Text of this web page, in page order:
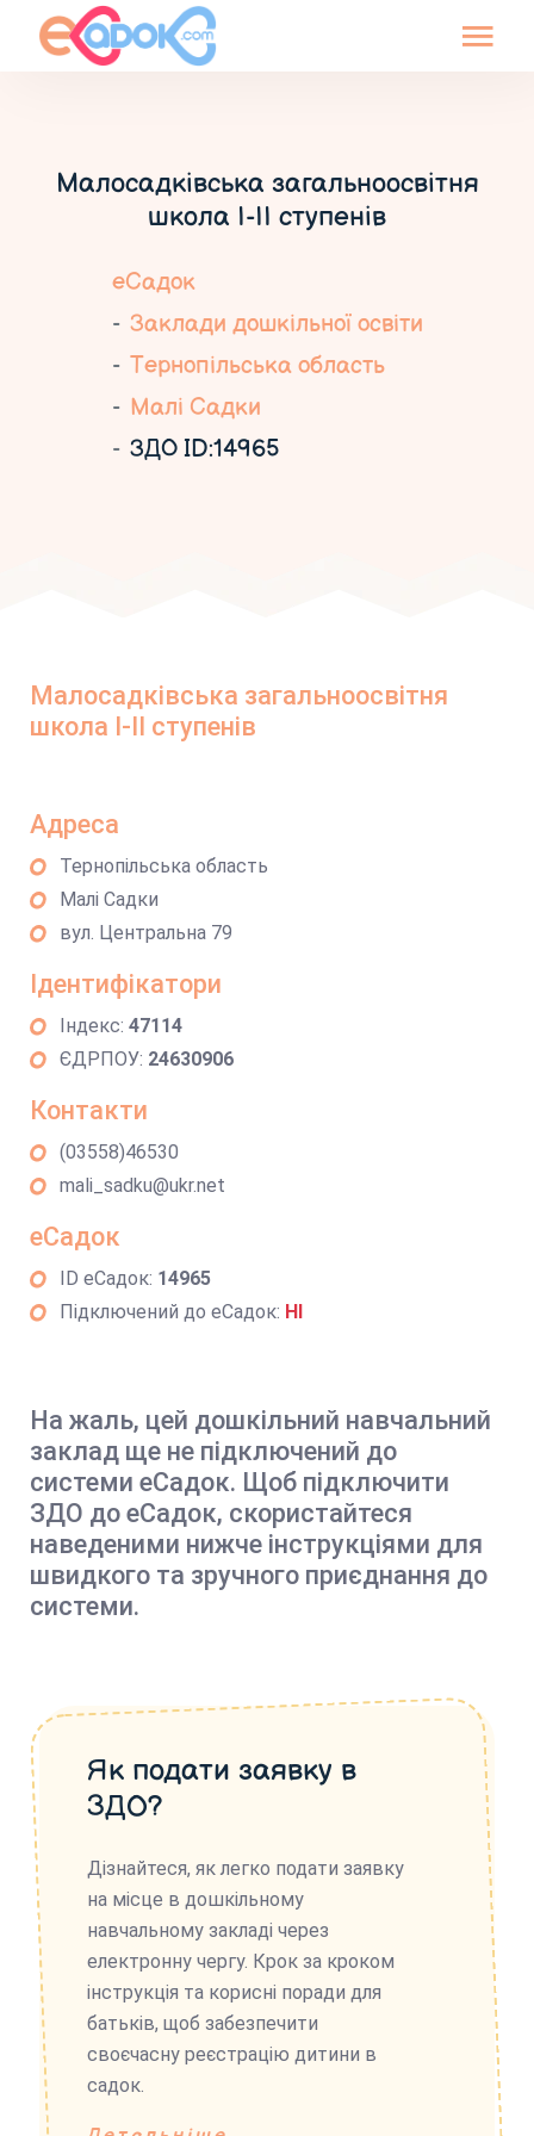
Малосадківська загальноосвітня
школа І-ІІ ступенів
еСадок
Заклади дошкільної освіти
Тернопільська область
Малі Садки
ЗДО ID:14965
Малосадківська загальноосвітня
школа І-ІІ ступенів
Адреса
Тернопільська область
Малі Садки
вул. Центральна 79
Ідентифікатори
Індекс: 47114
ЄДРПОУ: 24630906
Контакти
(03558)46530
mali_sadku@ukr.net
еСадок
ID еСадок: 14965
Підключений до еСадок: НІ
На жаль, цей дошкільний навчальний
заклад ще не підключений до
системи еСадок. Щоб підключити
ЗДО до еСадок, скористайтеся
наведеними нижче інструкціями для
швидкого та зручного приєднання до
системи.
Як подати заявку в
ЗДО?
Дізнайтеся, як легко подати заявку
на місце в дошкільному
навчальному закладі через
електронну чергу. Крок за кроком
інструкція та корисні поради для
батьків, щоб забезпечити
своєчасну реєстрацію дитини в
садок.